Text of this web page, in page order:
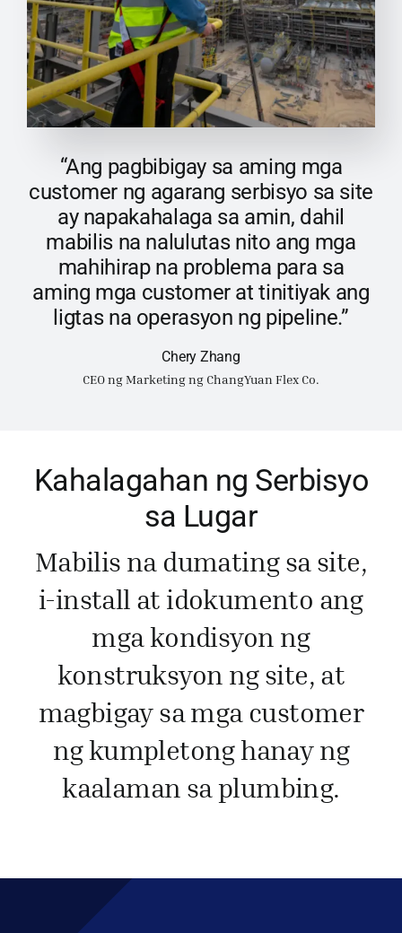
“Ang pagbibigay sa aming mga
customer ng agarang serbisyo sa site
ay napakahalaga sa amin, dahil
mabilis na nalulutas nito ang mga
mahihirap na problema para sa
aming mga customer at tinitiyak ang
ligtas na operasyon ng pipeline.”
Chery Zhang
CEO ng Marketing ng ChangYuan Flex Co.
Kahalagahan ng Serbisyo
sa Lugar
Mabilis na dumating sa site,
i-install at idokumento ang
mga kondisyon ng
konstruksyon ng site, at
magbigay sa mga customer
ng kumpletong hanay ng
kaalaman sa plumbing.